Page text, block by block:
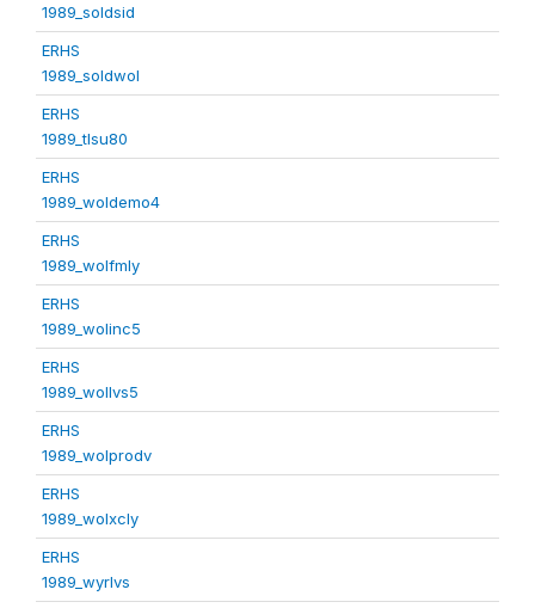
1989_soldsid
ERHS
1989_soldwol
ERHS
1989_tlsu80
ERHS
1989_woldemo4
ERHS
1989_wolfmly
ERHS
1989_wolinc5
ERHS
1989_wollvs5
ERHS
1989_wolprodv
ERHS
1989_wolxcly
ERHS
1989_wyrlvs